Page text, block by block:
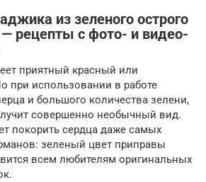
из зеленого острого
рецепты с фото- и видео-
приятный красный или
при использовании в работе
и большого количества зелени,
совершенно необычный вид.
покорить сердца даже самых
зеленый цвет приправы
всем любителям оригинальных